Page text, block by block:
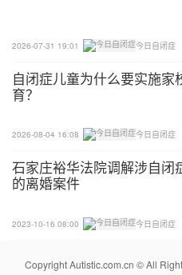
2026-07-31 19:01 今日自闭症
自闭症儿童为什么要实施家
育？
2026-08-04 16:08 今日自闭症
石家庄裕华法院调解涉自闭
的离婚案件
2023-10-16 08:00 今日自闭症
Copyright Autistic.com.cn © All